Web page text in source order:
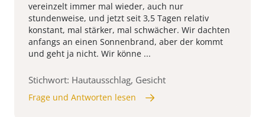
vereinzelt immer mal wieder, auch nur
stundenweise, und jetzt seit 3,5 Tagen relativ
konstant, mal stärker, mal schwächer. Wir dachten
anfangs an einen Sonnenbrand, aber der kommt
und geht ja nicht. Wir könne ...
Stichwort: Hautausschlag, Gesicht
Frage und Antworten lesen